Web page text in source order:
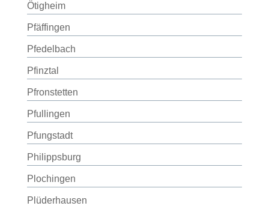
Ötigheim
Pfäffingen
Pfedelbach
Pfinztal
Pfronstetten
Pfullingen
Pfungstadt
Philippsburg
Plochingen
Plüderhausen